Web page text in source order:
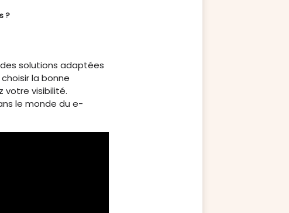
?
solutions adaptées
la bonne
votre visibilité.
le monde du e-